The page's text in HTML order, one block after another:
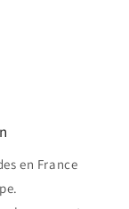
en France